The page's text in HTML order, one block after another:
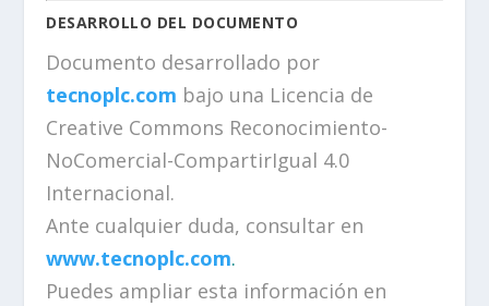
DESARROLLO DEL DOCUMENTO
Documento desarrollado por
tecnoplc.com bajo una Licencia de
Creative Commons Reconocimiento-
NoComercial-CompartirIgual 4.0
Internacional.
Ante cualquier duda, consultar en
www.tecnoplc.com.
Puedes ampliar esta información en